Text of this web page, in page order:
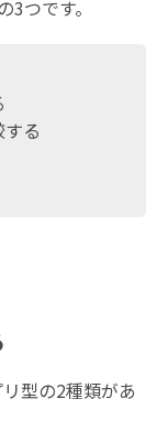
つです。
る
型の2種類があ